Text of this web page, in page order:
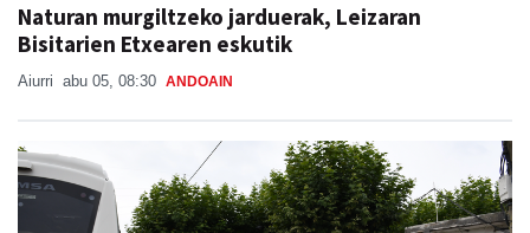
Naturan murgiltzeko jarduerak, Leizaran
Bisitarien Etxearen eskutik
Aiurri abu 05, 08:30 ANDOAIN